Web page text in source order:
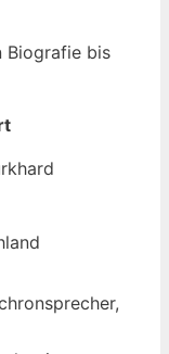
Biografie bis